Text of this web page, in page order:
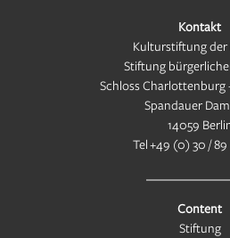
Kontakt
Kulturstiftung der
Stiftung
Schloss Charlottenburg
Spandauer
14059
Tel+49 (0) 30 / 89
Content
Stiftung